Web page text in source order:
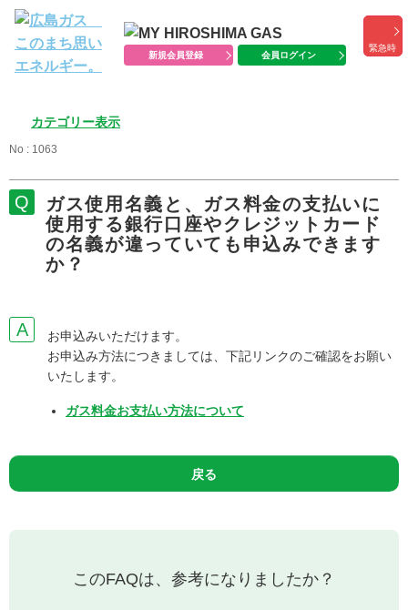
新規会員登録 会員ログイン
緊急時
カテゴリー表示
No : 1063
ガス使用名義と、ガス料金の支払いに
使用する銀行口座やクレジットカード
の名義が違っていても申込みできます
か？
お申込みいただけます。
お申込み方法につきましては、下記リンクのご確認をお願い
いたします。
ガス料金お支払い方法について
戻る
このFAQは、参考になりましたか？